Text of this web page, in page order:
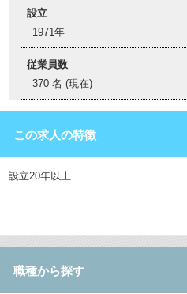
設立
1971年
従業員数
370 名 (現在)
この求人の特徴
設立20年以上
職種から探す